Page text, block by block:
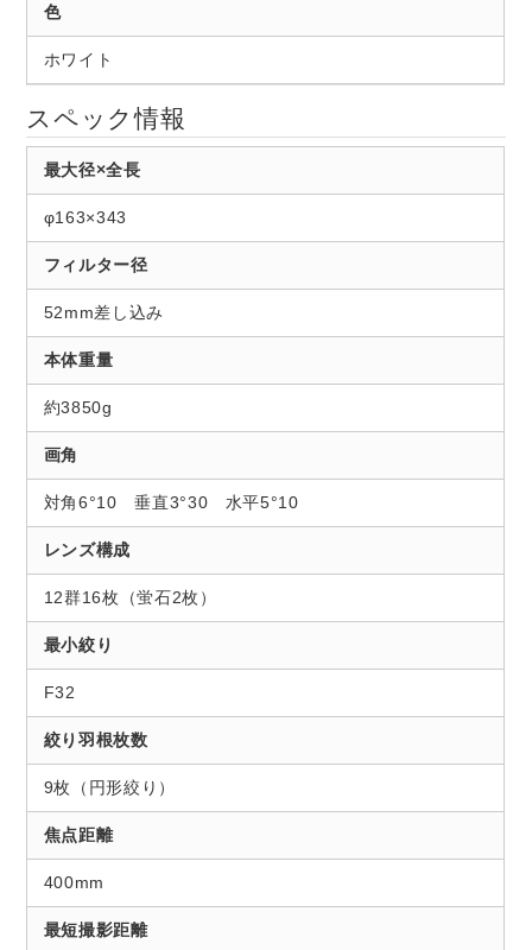
色
ホワイト
スペック情報
最大径×全長
φ163×343
フィルター径
52mm差し込み
本体重量
約3850g
画角
対角6°10 垂直3°30 水平5°10
レンズ構成
12群16枚（蛍石2枚）
最小絞り
F32
絞り羽根枚数
9枚（円形絞り）
焦点距離
400mm
最短撮影距離